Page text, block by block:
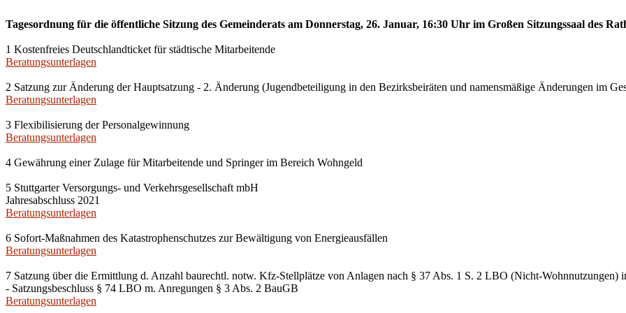
Tagesordnung für die öffentliche Sitzung des Gemeinderats am Donnerstag, 26. Januar, 16:30 Uhr im Großen Sitzungssaal des
1 Kostenfreies Deutschlandticket für städtische Mitarbeitende
Beratungsunterlagen
2 Satzung zur Änderung der Hauptsatzung - 2. Änderung (Jugendbeteiligung in den Bezirksbeiräten und namensmäßige Änderungen im
Beratungsunterlagen
3 Flexibilisierung der Personalgewinnung
Beratungsunterlagen
4 Gewährung einer Zulage für Mitarbeitende und Springer im Bereich Wohngeld
5 Stuttgarter Versorgungs- und Verkehrsgesellschaft mbH
Jahresabschluss 2021
Beratungsunterlagen
6 Sofort-Maßnahmen des Katastrophenschutzes zur Bewältigung von Energieausfällen
Beratungsunterlagen
7 Satzung über die Ermittlung d. Anzahl baurechtl. notw. Kfz-Stellplätze von Anlagen nach § 37 Abs. 1 S. 2 LBO (Nicht-
- Satzungsbeschluss § 74 LBO m. Anregungen § 3 Abs. 2 BauGB
Beratungsunterlagen